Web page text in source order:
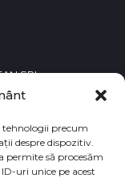
tehnologii precum
despre dispozitiv.
permite să procesăm
uri unice pe acest
SRL